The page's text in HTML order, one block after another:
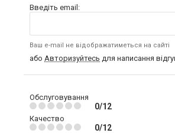
Введіть email:
Ваш e-mail не відображатиметься на сайті
або Авторизуйтесь для написання
Обслуговування
0/12
Качество
0/12